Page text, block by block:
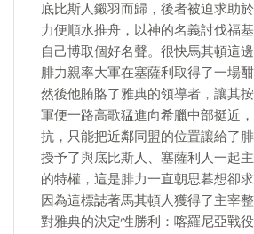
底比斯人鎩羽而歸，後者被迫求助
力便順水推舟，以神的名義討伐福
自己博取個好名聲。很快馬其頓這
腓力親率大軍在塞薩利取得了一場
然後他賄賂了雅典的領導者，讓其
軍便一路高歌猛進向希臘中部挺近
抗，只能把近鄰同盟的位置讓給了
授予了與底比斯人、塞薩利人一起
的特權，這是腓力一直朝思暮想卻
因為這標誌著馬其頓人獲得了主宰整
對雅典的決定性勝利：喀羅尼亞戰役